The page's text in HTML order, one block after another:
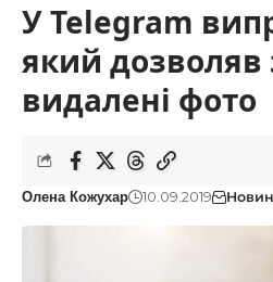
У Telegram
який дозволяв
видалені фото
Олена Кожухар 10.09.2019